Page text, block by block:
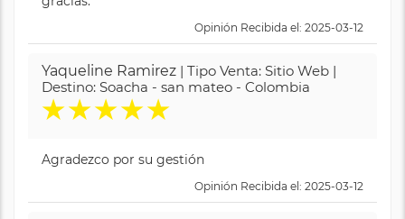
Opinión Recibida el: 2025-03-12
Yaqueline Ramirez | Tipo Venta: Sitio Web |
Destino: Soacha - san mateo - Colombia
★★★★★
Agradezco por su gestión
Opinión Recibida el: 2025-03-12